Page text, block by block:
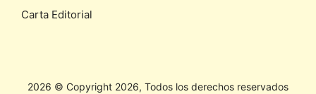
Carta Editorial
2026 © Copyright 2026, Todos los derechos reservados